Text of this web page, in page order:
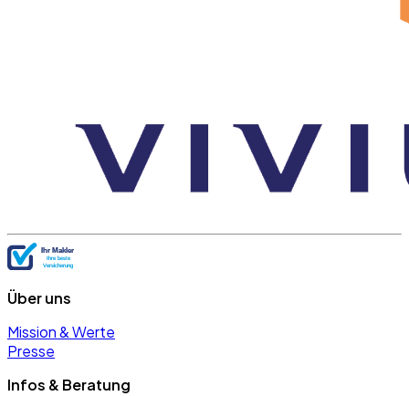
Über uns
Mission & Werte
Presse
Infos & Beratung